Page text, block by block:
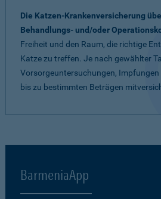
Die Katzen-Krankenversicherung
Behandlungs- und/oder
Freiheit und den Raum, die richtige
Katze zu treffen. Je nach gewählter
Vorsorgeuntersuchungen,
bis zu bestimmten Beträgen
BarmeniaApp